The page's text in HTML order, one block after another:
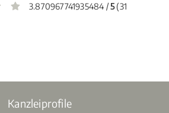
3.870967741935484 /5(31
Kanzleiprofile